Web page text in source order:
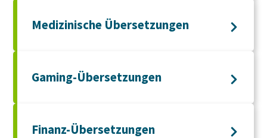
Medizinische Übersetzungen
Gaming-Übersetzungen
Finanz-Übersetzungen